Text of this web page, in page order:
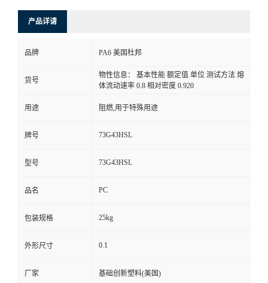
产品详请
品牌 PA6 美国杜邦
货号
物性信息： 基本性能 额定值 单位 测试方法 熔
体流动速率 0.8 相对密度 0.920
用途 阻燃,用于特殊用途
牌号 73G43HSL
型号 73G43HSL
品名 PC
包装规格 25kg
外形尺寸 0.1
厂家 基础创新塑料(美国)